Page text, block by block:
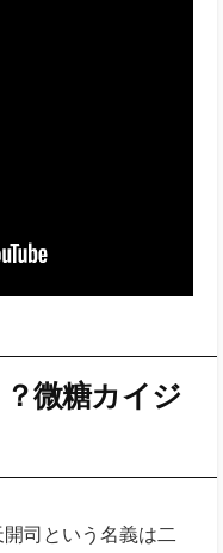
微糖カイジ
司という名義は二